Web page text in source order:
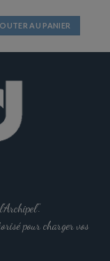
AU PANIER
pour charger vos